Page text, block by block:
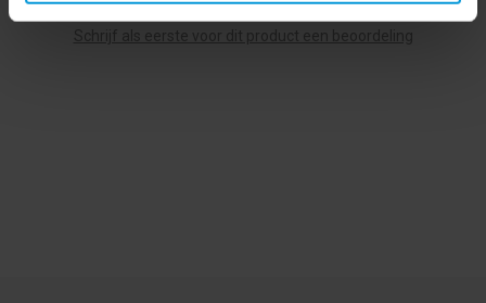
Schrijf als eerste voor dit product een beoordeling